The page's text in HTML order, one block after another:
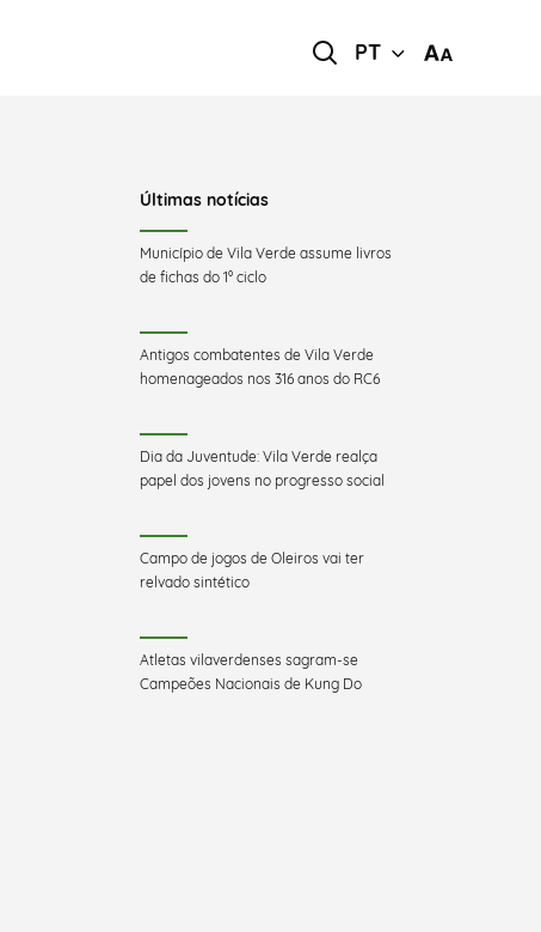
PT
Últimas notícias
Município de Vila Verde assume livros
de fichas do 1º ciclo
Antigos combatentes de Vila Verde
homenageados nos 316 anos do RC6
Dia da Juventude: Vila Verde realça
papel dos jovens no progresso social
Campo de jogos de Oleiros vai ter
relvado sintético
Atletas vilaverdenses sagram-se
Campeões Nacionais de Kung Do